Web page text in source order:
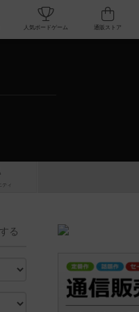
カフェ/店舗 人気ボードゲーム
ティ
る